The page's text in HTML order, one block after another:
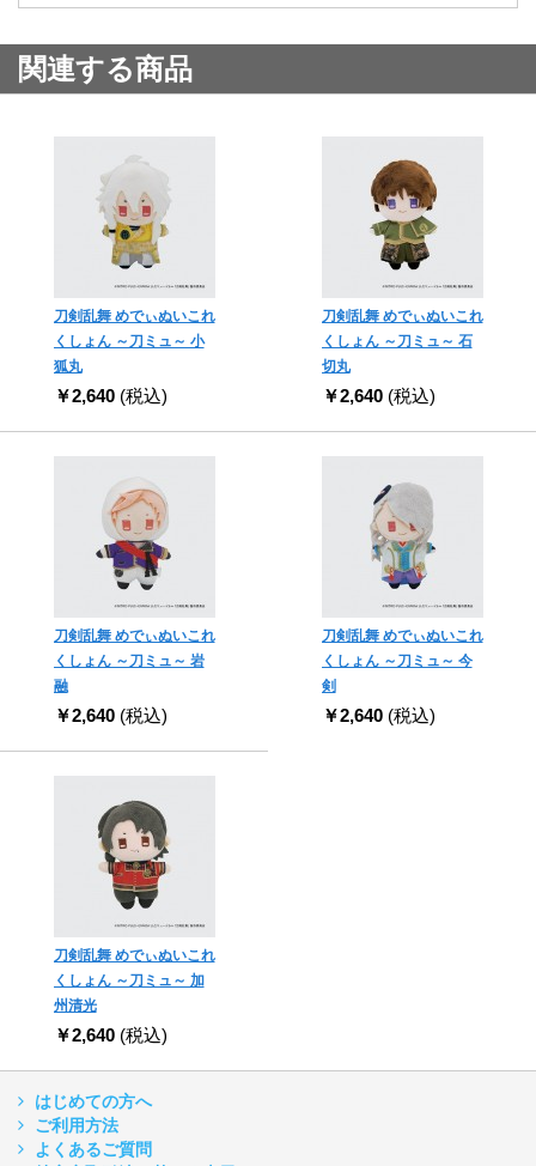
関連する商品
刀剣乱舞 めでぃぬいこれ
くしょん ～刀ミュ～ 小
狐丸
￥2,640 (税込)
刀剣乱舞 めでぃぬいこれ
くしょん ～刀ミュ～ 石
切丸
￥2,640 (税込)
刀剣乱舞 めでぃぬいこれ
くしょん ～刀ミュ～ 岩
融
￥2,640 (税込)
刀剣乱舞 めでぃぬいこれ
くしょん ～刀ミュ～ 今
剣
￥2,640 (税込)
刀剣乱舞 めでぃぬいこれ
くしょん ～刀ミュ～ 加
州清光
￥2,640 (税込)
はじめての方へ
ご利用方法
よくあるご質問